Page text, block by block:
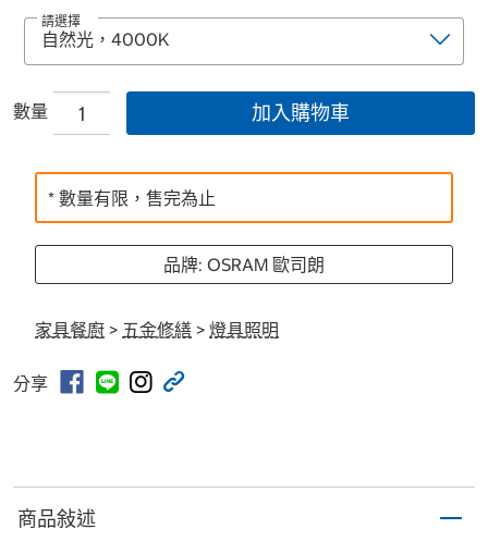
請選擇
數量 加入購物車
* 數量有限，售完為止
品牌: OSRAM 歐司朗
家具餐廚 > 五金修繕 > 燈具照明
分享
商品敍述